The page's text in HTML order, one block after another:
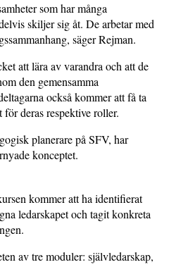
som har många
skiljer sig åt. De arbetar med
säger Rejman.
att lära av varandra och att de
den gemensamma
också kommer att få ta
deras respektive roller.
planerare på SFV, har
konceptet.
kommer att ha identifierat
ledar­skapet och tagit konkreta
av tre moduler: självledarskap,